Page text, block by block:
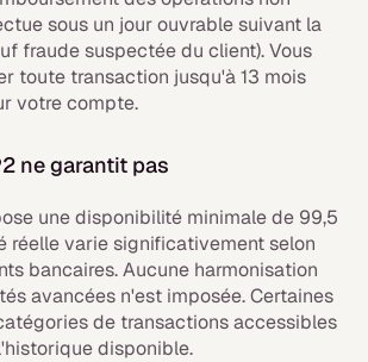
sous un jour ouvrable suivant la
fraude suspectée du client). Vous
toute transaction jusqu'à 13 mois
votre compte.
ne garantit pas
une disponibilité minimale de 99,5
réelle varie significativement selon
bancaires. Aucune harmonisation
avancées n'est imposée. Certaines
de transactions accessibles
disponible.